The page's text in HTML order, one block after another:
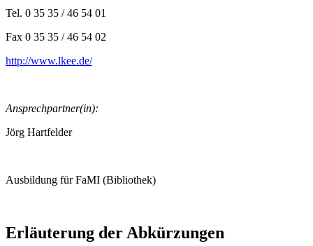
Tel. 0 35 35 / 46 54 01
Fax 0 35 35 / 46 54 02
http://www.lkee.de/
Ansprechpartner(in):
Jörg Hartfelder
Ausbildung für FaMI (Bibliothek)
Erläuterung der Abkürzungen